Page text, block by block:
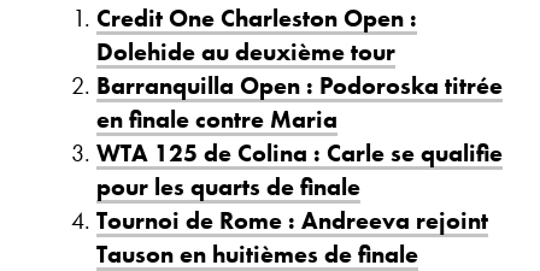
Credit One Charleston Open :
Dolehide au deuxième tour
Barranquilla Open : Podoroska titrée
en finale contre Maria
WTA 125 de Colina : Carle se qualifie
pour les quarts de finale
Tournoi de Rome : Andreeva rejoint
Tauson en huitièmes de finale